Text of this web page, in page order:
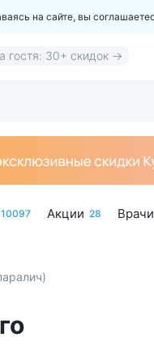
на сайте, вы
гостя: 30+ скидок →
10097 Акции 28 Врачи